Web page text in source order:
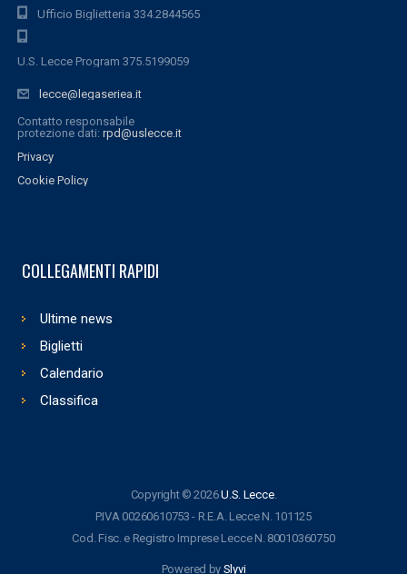
Ufficio Biglietteria 334.2844565
U.S. Lecce Program 375.5199059
lecce@legaseriea.it
Contatto responsabile
protezione dati: rpd@uslecce.it
Privacy
Cookie Policy
COLLEGAMENTI RAPIDI
Ultime news
Biglietti
Calendario
Classifica
Copyright © 2026U.S. Lecce.
P.IVA 00260610753 - R.E.A. Lecce N. 101125
Cod. Fisc. e Registro Imprese Lecce N. 80010360750
Powered by Slyvi